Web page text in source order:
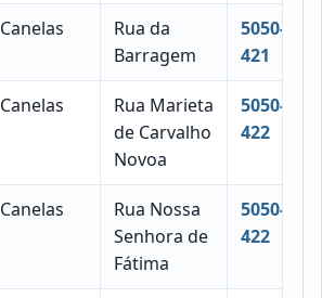
Canelas
Rua da
Barragem
5050-
421
Canelas
Rua Marieta
de Carvalho
Novoa
5050-
422
Canelas
Rua Nossa
Senhora de
Fátima
5050-
422